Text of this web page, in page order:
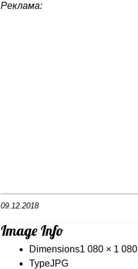
Реклама:
09.12.2018
Image Info
Dimensions1 080 × 1 080
TypeJPG